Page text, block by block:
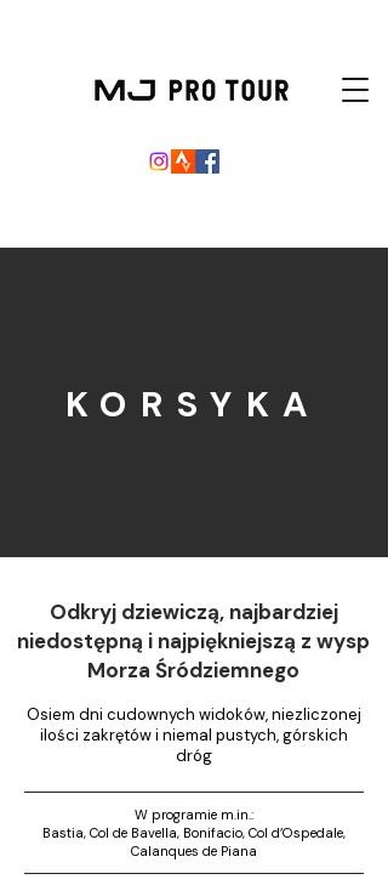
KORSYKA
Odkryj dziewiczą, najbardziej
niedostępną i najpiękniejszą z wysp
Morza Śródziemnego
Osiem dni cudownych widoków, niezliczonej
ilości zakrętów i niemal pustych, górskich
dróg
W programie m.in.:
Bastia, Col de Bavella, Bonifacio, Col d’Ospedale,
Calanques de Piana